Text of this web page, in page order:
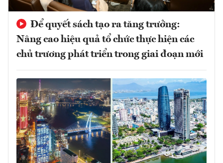
Để quyết sách tạo ra tăng trưởng:
Nâng cao hiệu quả tổ chức thực hiện các
chủ trương phát triển trong giai đoạn mới